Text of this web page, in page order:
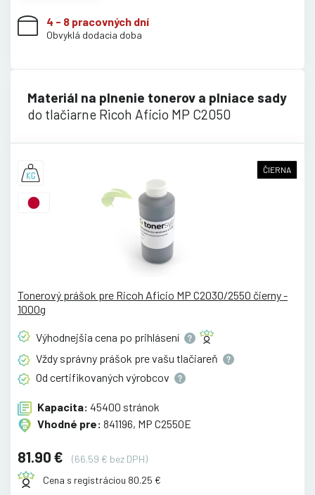
4 - 8 pracovných dní
Obvyklá dodacia doba
Materiál na plnenie tonerov a plniace sady
do tlačiarne Ricoh Aficio MP C2050
ČIERNA
Tonerový prášok pre Ricoh Aficio MP C2030/2550 čierny -
1000g
Výhodnejšia cena po prihlásení
Vždy správny prášok pre vašu tlačiareň
Od certifikovaných výrobcov
Kapacita: 45400 stránok
Vhodné pre: 841196, MP C2550E
81.90 €
(66.59 € bez DPH)
Cena s registráciou 80.25 €